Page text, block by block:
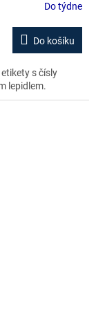
Do týdne
Do košíku
s čísly
lepidlem.